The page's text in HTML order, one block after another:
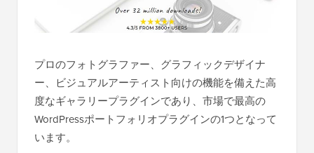
プロのフォトグラファー、グラフィックデザイナ
ー、ビジュアルアーティスト向けの機能を備えた高
度なギャラリープラグインであり、市場で最高の
WordPressポートフォリオプラグインの1つとなって
います。